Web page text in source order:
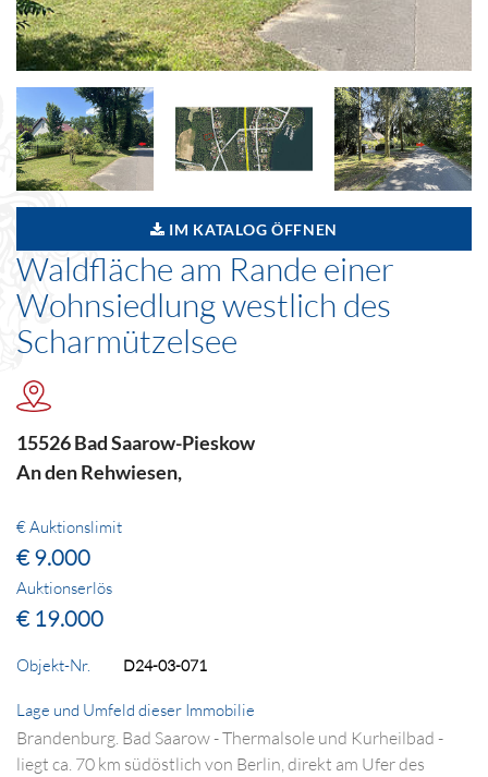
IM KATALOG ÖFFNEN
Waldfläche am Rande einer
Wohnsiedlung westlich des
Scharmützelsee
15526 Bad Saarow-Pieskow
An den Rehwiesen,
€ Auktionslimit
€ 9.000
Auktionserlös
€ 19.000
Objekt-Nr. D24-03-071
Lage und Umfeld dieser Immobilie
Brandenburg. Bad Saarow - Thermalsole und Kurheilbad -
liegt ca. 70 km südöstlich von Berlin, direkt am Ufer des